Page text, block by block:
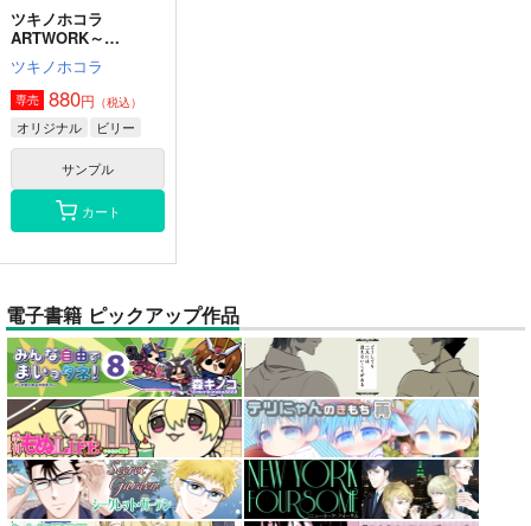
ツキノホコラ
ARTWORK～
2023Summer
ツキノホコラ
専売 880円 （税込）
オリジナル ビリー
サンプル
カート
電子書籍 ピックアップ作品